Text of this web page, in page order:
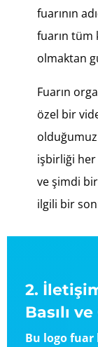
fuarının
fuarın tüm
olmaktan
Fuarın
özel bir
işbirliği her
ve şimdi
ilgili bir
2.
Basılı
Bu logo